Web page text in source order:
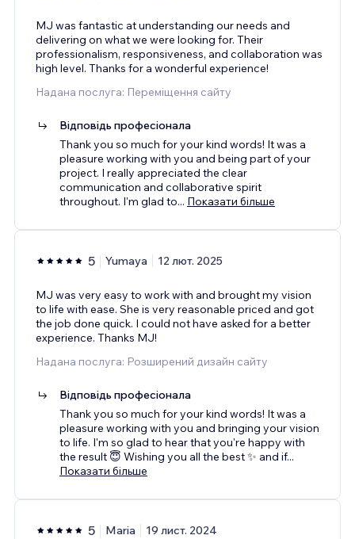
MJ was fantastic at understanding our needs and
delivering on what we were looking for. Their
professionalism, responsiveness, and collaboration was
high level. Thanks for a wonderful experience!
Надана послуга: Переміщення сайту
Відповідь професіонала
Thank you so much for your kind words! It was a
pleasure working with you and being part of your
project. I really appreciated the clear
communication and collaborative spirit
throughout. I'm glad to... Показати більше
5 Yumaya 12 лют. 2025
MJ was very easy to work with and brought my vision
to life with ease. She is very reasonable priced and got
the job done quick. I could not have asked for a better
experience. Thanks MJ!
Надана послуга: Розширений дизайн сайту
Відповідь професіонала
Thank you so much for your kind words! It was a
pleasure working with you and bringing your vision
to life. I'm so glad to hear that you're happy with
the result 😇 Wishing you all the best ✨ and if...
Показати більше
5 Maria 19 лист. 2024